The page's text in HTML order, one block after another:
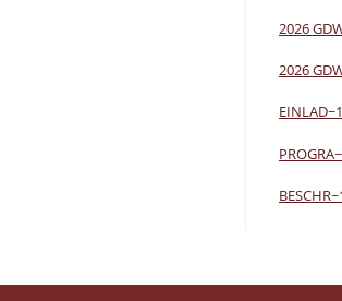
2026
2026
EINLAD~1